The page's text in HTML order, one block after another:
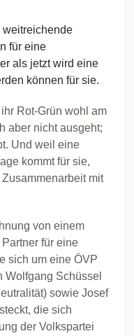
weitreichende
für eine
als jetzt wird eine
können für sie.
Rot-Grün wohl am
aber nicht ausgeht;
Und weil eine
kommt für sie,
mit
von einem
für eine
sich um eine ÖVP
Wolfgang Schüssel
sowie Josef
die sich
der Volkspartei